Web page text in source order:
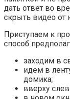
дать ответ во
скрыть видео от
Приступаем к
способ
заходим в
идём в
домика;
вверху